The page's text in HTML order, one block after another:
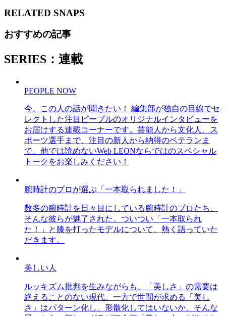
RELATED SNAPS
おすすめの記事
SERIES：連載
PEOPLE NOW
今、この人の話が聞きたい！ 編集部が独自の目線でセ
レクトした注目ピープルのオリジナルインタビューを
お届けする連載コーナーです。芸能人から文化人、ス
ポーツ選手まで、注目の新人から納得のベテランま
で、他では読めないWeb LEONならではのスペシャル
トークをお楽しみください！
腕時計のプロが選ぶ「一本取られました！」
数多の腕時計を日々目にしている腕時計のプロたち。
そんな彼らが魅了された、ついつい「一本取られ
た！」と膝を打ったモデルについて、熱く語っていた
だきます。
美しい人
ルッキズム批判を生みながらも、「美しさ」の需要は
絶えることのない現代。一方で世間が求める「美し
さ」はパターン化し、形骸化してはいないか、そんな